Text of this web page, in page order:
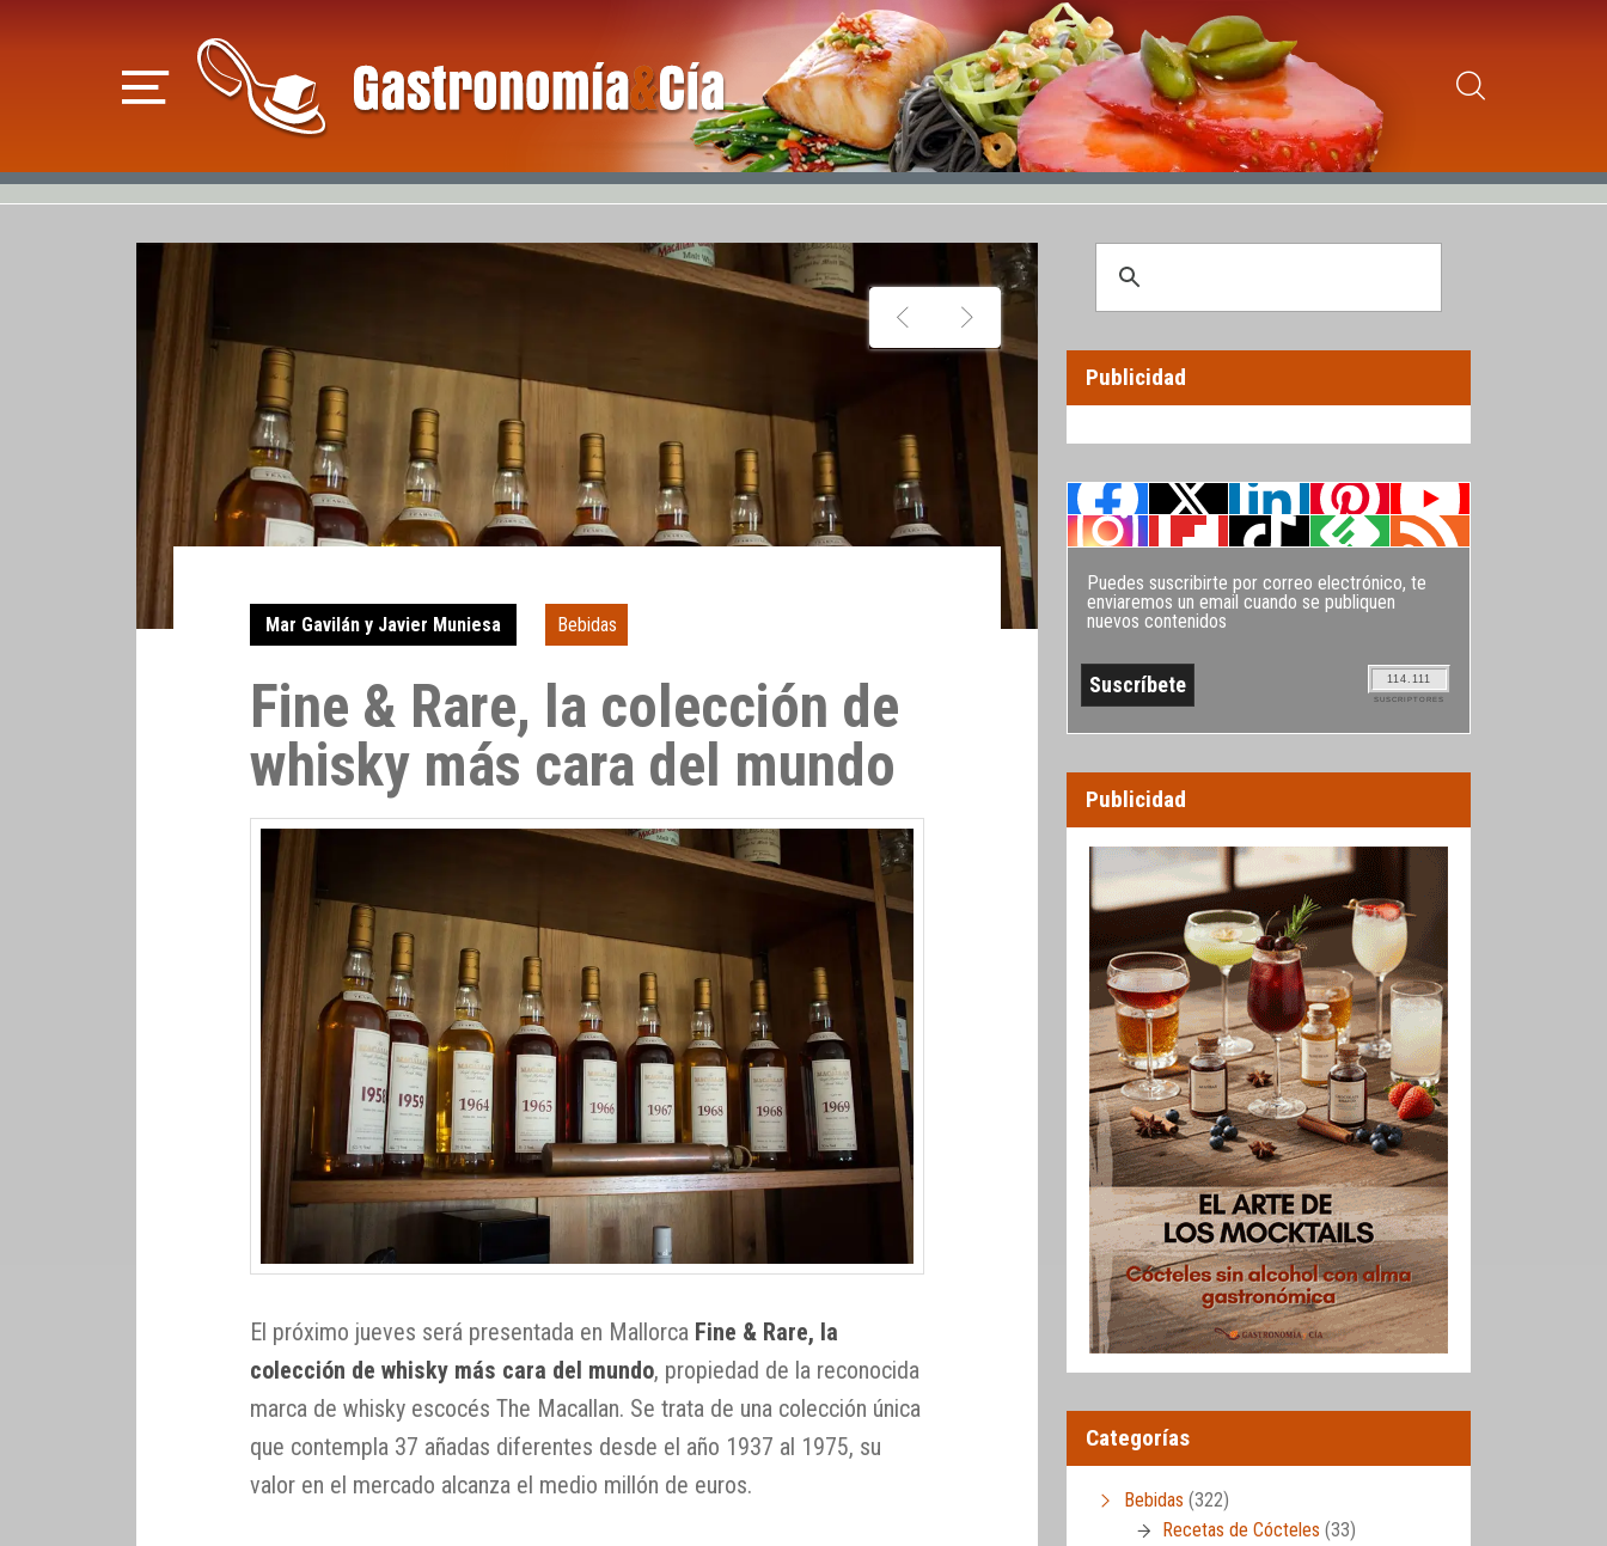
Mar Gavilán y Javier Muniesa Bebidas
Fine & Rare, la colección de
whisky más cara del mundo
El próximo jueves será presentada en Mallorca Fine & Rare, la
colección de whisky más cara del mundo, propiedad de la reconocida
marca de whisky escocés The Macallan. Se trata de una colección única
que contempla 37 añadas diferentes desde el año 1937 al 1975, su
valor en el mercado alcanza el medio millón de euros.
Publicidad
Puedes suscribirte por correo electrónico, te
enviaremos un email cuando se publiquen
nuevos contenidos
114.111
SUSCRIPTORES
Publicidad
Categorías
Bebidas (322)
Recetas de Cócteles (33)